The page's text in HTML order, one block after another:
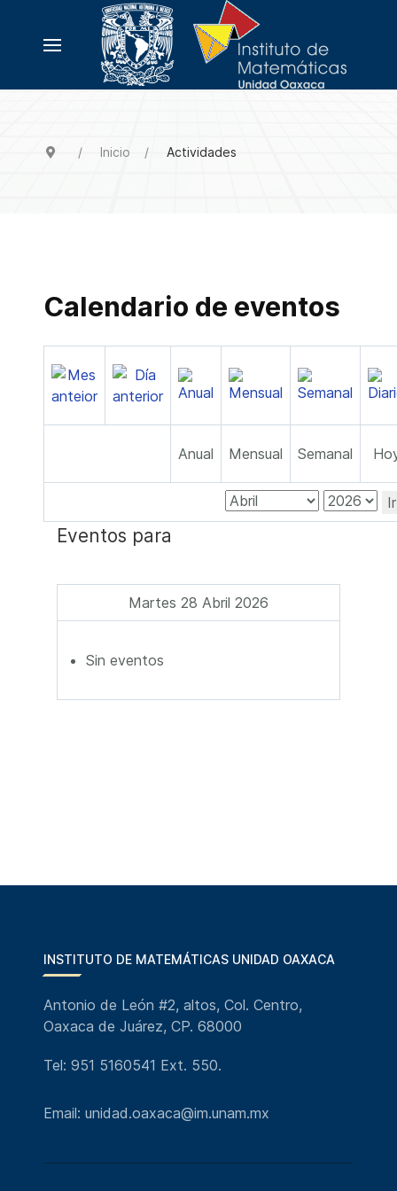
Inicio Actividades
Calendario de eventos
Anual Mensual Semanal
Eventos para
Martes 28 Abril 2026
Sin eventos
INSTITUTO DE MATEMÁTICAS UNIDAD OAXACA
Antonio de León #2, altos, Col. Centro,
Oaxaca de Juárez, CP. 68000
Tel: 951 5160541 Ext. 550.
Email: unidad.oaxaca@im.unam.mx